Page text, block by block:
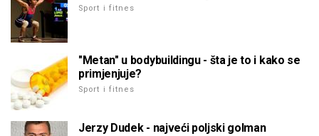
Sport i fitnes
"Metan" u bodybuildingu - šta je to i kako se
primjenjuje?
Sport i fitnes
Jerzy Dudek - najveći poljski golman